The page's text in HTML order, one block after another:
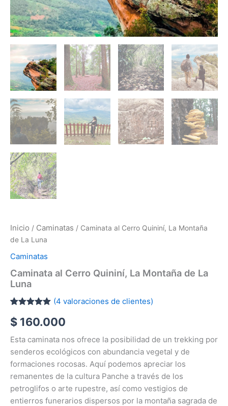
Inicio / Caminatas / Caminata al Cerro Quininí, La Montaña
de La Luna
Caminatas
Caminata al Cerro Quininí, La Montaña de La
Luna
con 5.00de
5 en base a
valoraciones
de clientes
(4 valoraciones de clientes)
$ 160.000
Esta caminata nos ofrece la posibilidad de un trekking por
senderos ecológicos con abundancia vegetal y de
formaciones rocosas. Aquí podemos apreciar los
remanentes de la cultura Panche a través de los
petroglifos o arte rupestre, así como vestigios de
entierros funerarios dispersos por la montaña sagrada de